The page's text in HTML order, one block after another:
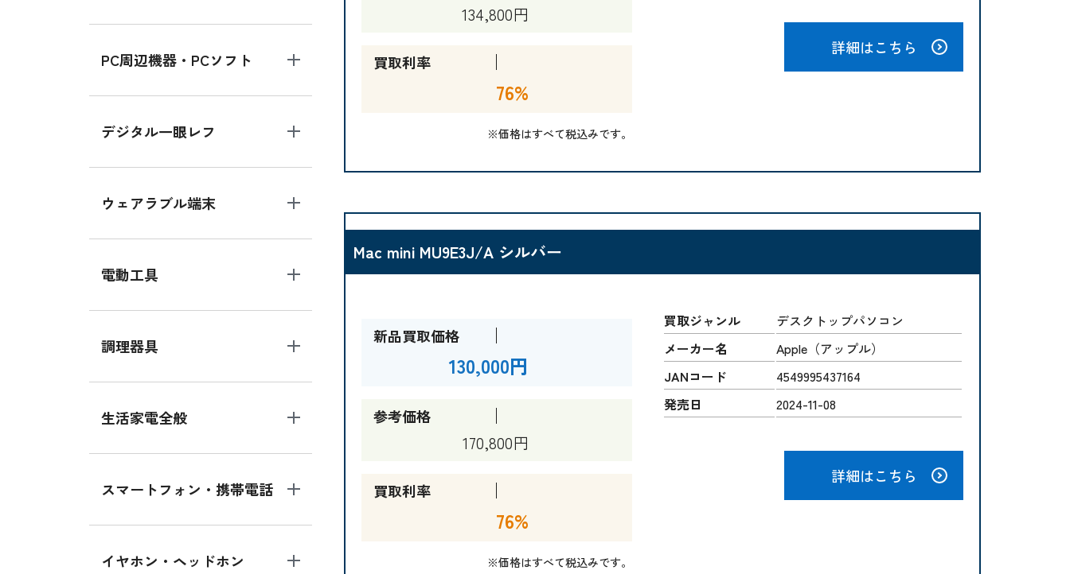
PC周辺機器・PCソフト
デジタル一眼レフ
ウェアラブル端末
電動工具
調理器具
生活家電全般
スマートフォン・携帯電話
イヤホン・ヘッドホン
134,800円
買取利率
76%
※価格はすべて税込みです。
詳細はこちら
Mac mini MU9E3J/A シルバー
新品買取価格
130,000円
参考価格
170,800円
買取利率
76%
※価格はすべて税込みです。
買取ジャンル
デスクトップパソコン
メーカー名
Apple（アップル）
JANコード
4549995437164
発売日
2024-11-08
詳細はこちら